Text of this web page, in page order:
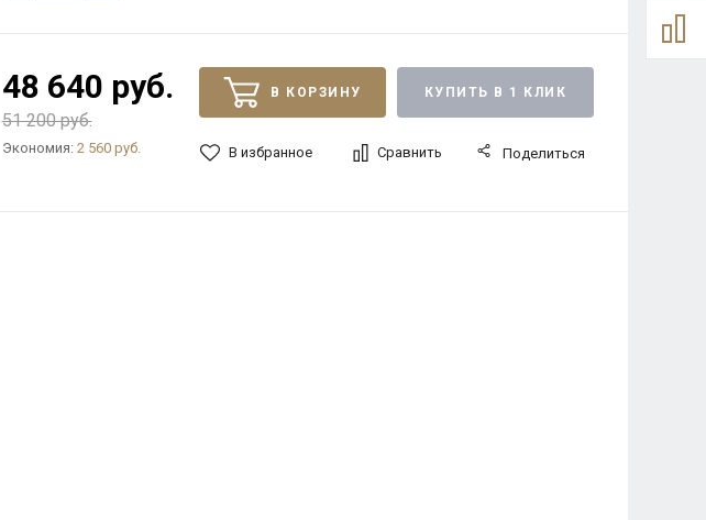
48 640 руб.
51 200 руб.
Экономия: 2 560 руб.
В КОРЗИНУ КУПИТЬ В 1 КЛИК
В избранное Сравнить Поделиться